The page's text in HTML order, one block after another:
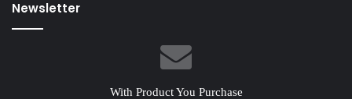
Newsletter
With Product You Purchase